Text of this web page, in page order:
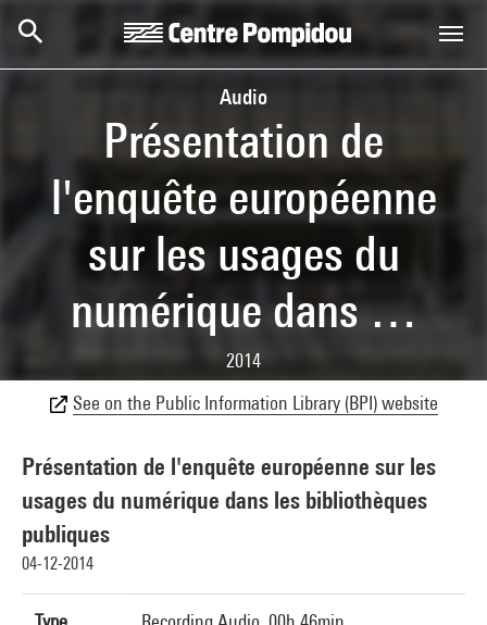
Audio
Présentation de
l'enquête européenne
sur les usages du
numérique dans …
2014
See on the Public Information Library (BPI) website
Présentation de l'enquête européenne sur les
usages du numérique dans les bibliothèques
publiques
04-12-2014